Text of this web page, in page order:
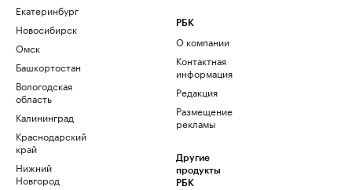
Екатеринбург
Новосибирск
Омск
Башкортостан
Вологодская
область
Калининград
Краснодарский
край
Нижний
Новгород
РБК
О компании
Контактная
информация
Редакция
Размещение
рекламы
Другие
продукты
РБК